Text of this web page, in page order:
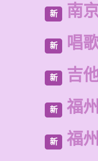
新 南
新 唱
新 吉
新 福
新 福